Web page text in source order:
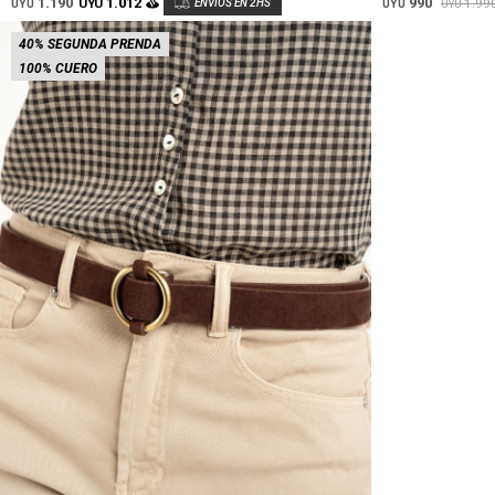
UYU UYU UYU UYU
100% CUERO
40% SEGUNDA PRENDA